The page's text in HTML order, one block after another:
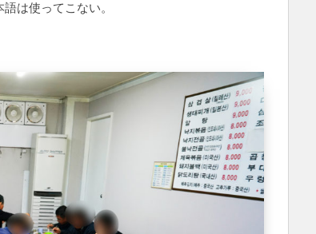
は使ってこない。